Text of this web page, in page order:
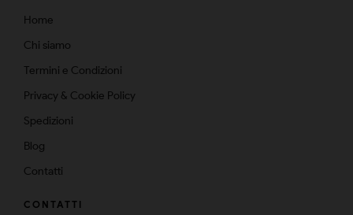
Home
Chi siamo
Termini e Condizioni
Privacy & Cookie Policy
Spedizioni
Blog
Contatti
CONTATTI